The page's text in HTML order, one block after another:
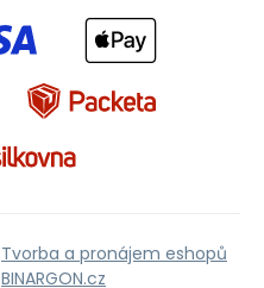
Tvorba a pronájem eshopů
BINARGON.cz